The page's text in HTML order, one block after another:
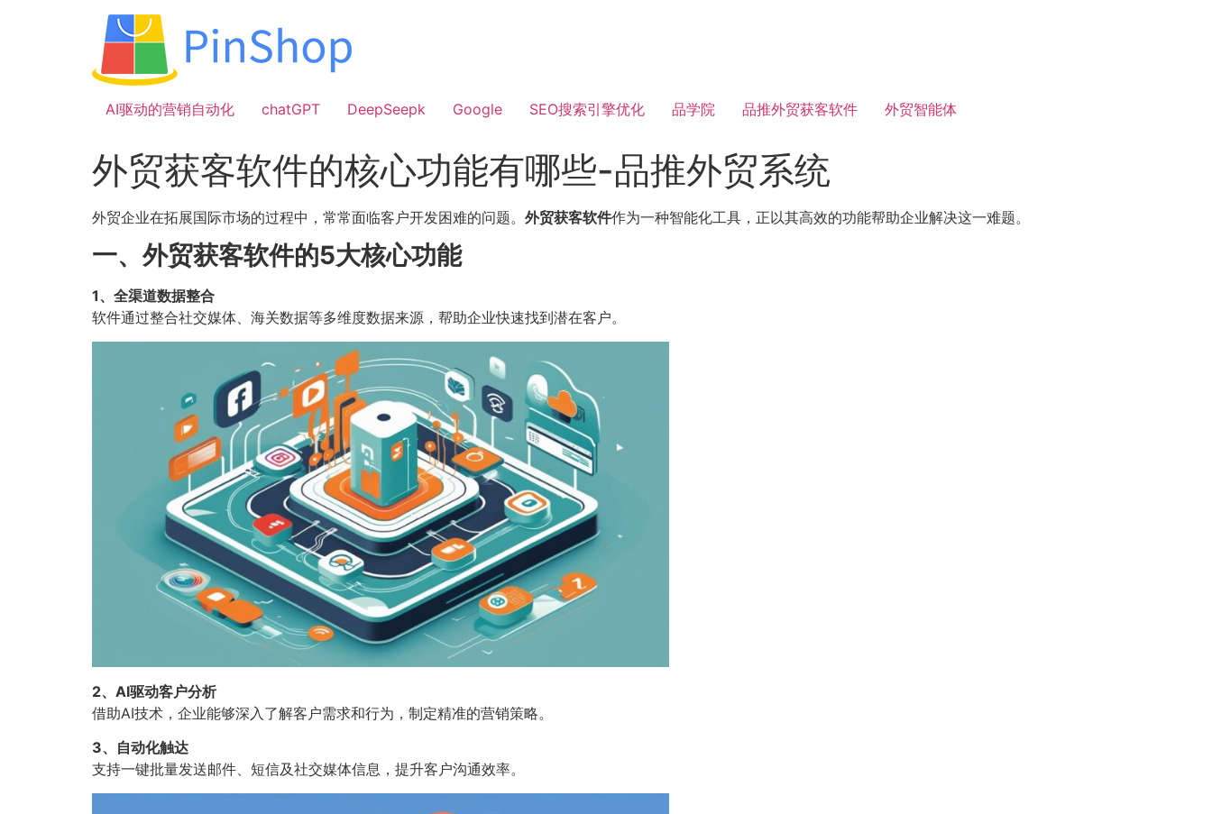
AI驱动的营销自动化
chatGPT DeepSeepk Google SEO搜索引擎优化 品学院 品推外贸获客软件 外贸智能体
外贸获客软件的核心功能有哪些-品推外贸系统
外贸企业在拓展国际市场的过程中，常常面临客户开发困难的问题。 外贸获客软件作为一种智能化工具，正以其高效的功能帮助企业解决这一难题。
一、外贸获客软件的5大核心功能
1、全渠道数据整合
软件通过整合社交媒体、海关数据等多维度数据来源，帮助企业快速找到潜在客户。
2、AI驱动客户分析
借助AI技术，企业能够深入了解客户需求和行为，制定精准的营销策略。
3、自动化触达
支持一键批量发送邮件、短信及社交媒体信息，提升客户沟通效率。